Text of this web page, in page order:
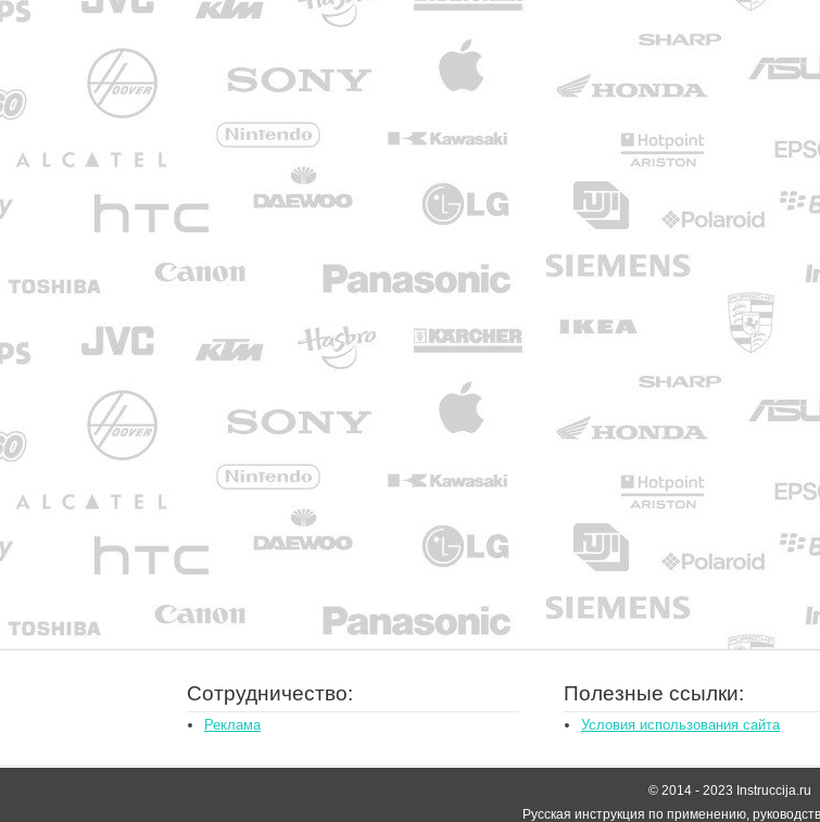
Сотрудничество:
Реклама
Полезные ссылки:
Условия использования сайта
© 2014 - 2023 Instruccija.ru
Русская инструкция по применению,